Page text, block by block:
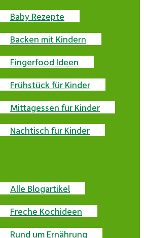
Baby Rezepte
Backen mit Kindern
Fingerfood Ideen
Frühstück für Kinder
Mittagessen für Kinder
Nachtisch für Kinder
Alle Blogartikel
Freche Kochideen
Rund um Ernährung